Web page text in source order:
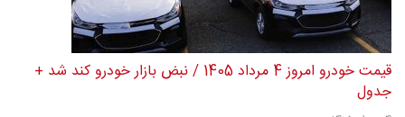
قیمت خودرو امروز 4 مرداد 1405 / نبض بازار خودرو کند شد +
جدول